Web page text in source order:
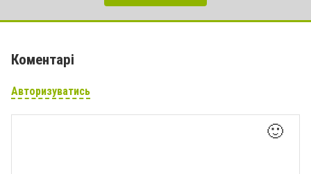
Коментарі
Авторизуватись
🙂